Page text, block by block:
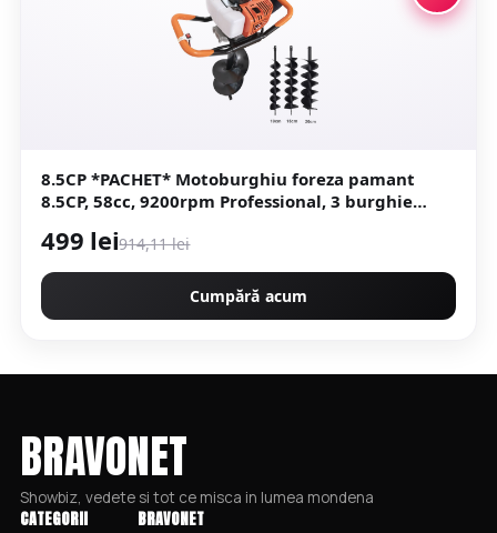
8.5CP *PACHET* Motoburghiu foreza pamant
8.5CP, 58cc, 9200rpm Professional, 3 burghie
CMP4350
499 lei914,11 lei
Cumpără acum
BRAVONET
Showbiz, vedete si tot ce misca in lumea mondena
CATEGORII BRAVONET